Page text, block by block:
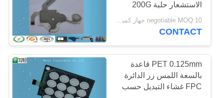
معلومات
جولة
الاستشعار حلبة 200G
تعمل باللمس مفتاح
سيليكون مفتاح
negotiable MOQ:10 جهاز كمبيوتر شخصى / النظام
CONTACT
PET 0.125mm قاعدة
بالسعة اللمس زر الدائرة
FPC غشاء التبديل حسب